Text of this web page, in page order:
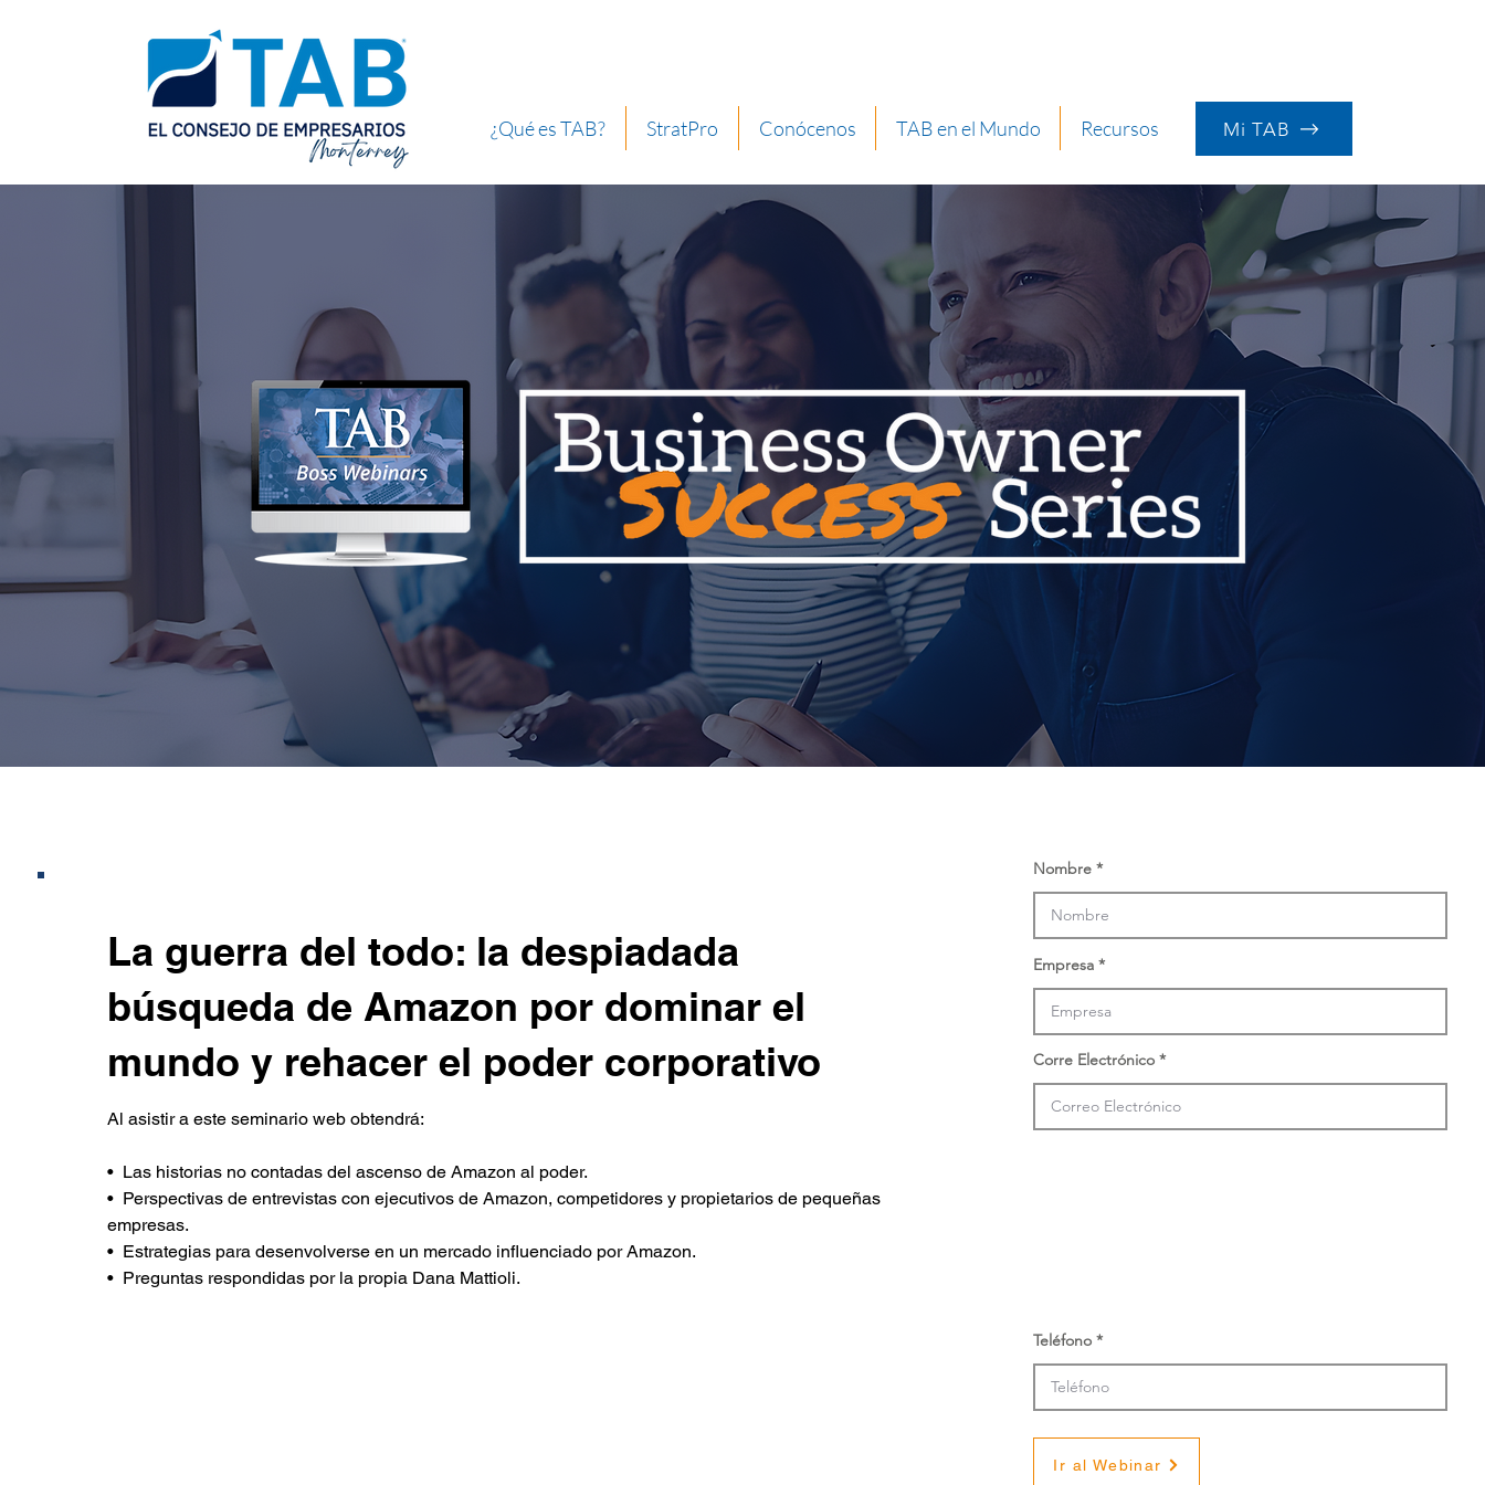
¿Qué es TAB? StratPro Conócenos TAB en el Mundo Recursos Mi TAB
La guerra del todo: la despiadada
búsqueda de Amazon por dominar el
mundo y rehacer el poder corporativo
Al asistir a este seminario web obtendrá:
•  Las historias no contadas del ascenso de Amazon al poder.
•  Perspectivas de entrevistas con ejecutivos de Amazon, competidores y propietarios de pequeñas
empresas.
•  Estrategias para desenvolverse en un mercado influenciado por Amazon.
•  Preguntas respondidas por la propia Dana Mattioli.
Nombre
Empresa
Corre Electrónico
Teléfono
Ir al Webinar